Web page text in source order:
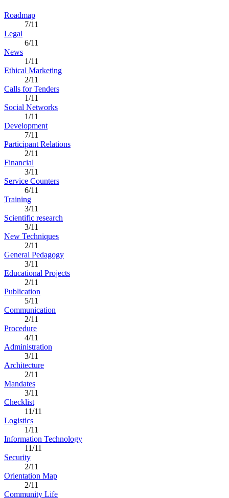
Roadmap
7/11
Legal
6/11
News
1/11
Ethical Marketing
2/11
Calls for Tenders
1/11
Social Networks
1/11
Development
7/11
Participant Relations
2/11
Financial
3/11
Service Counters
6/11
Training
3/11
Scientific research
3/11
New Techniques
2/11
General Pedagogy
3/11
Educational Projects
2/11
Publication
5/11
Communication
2/11
Procedure
4/11
Administration
3/11
Architecture
2/11
Mandates
3/11
Checklist
11/11
Logistics
1/11
Information Technology
11/11
Security
2/11
Orientation Map
2/11
Community Life